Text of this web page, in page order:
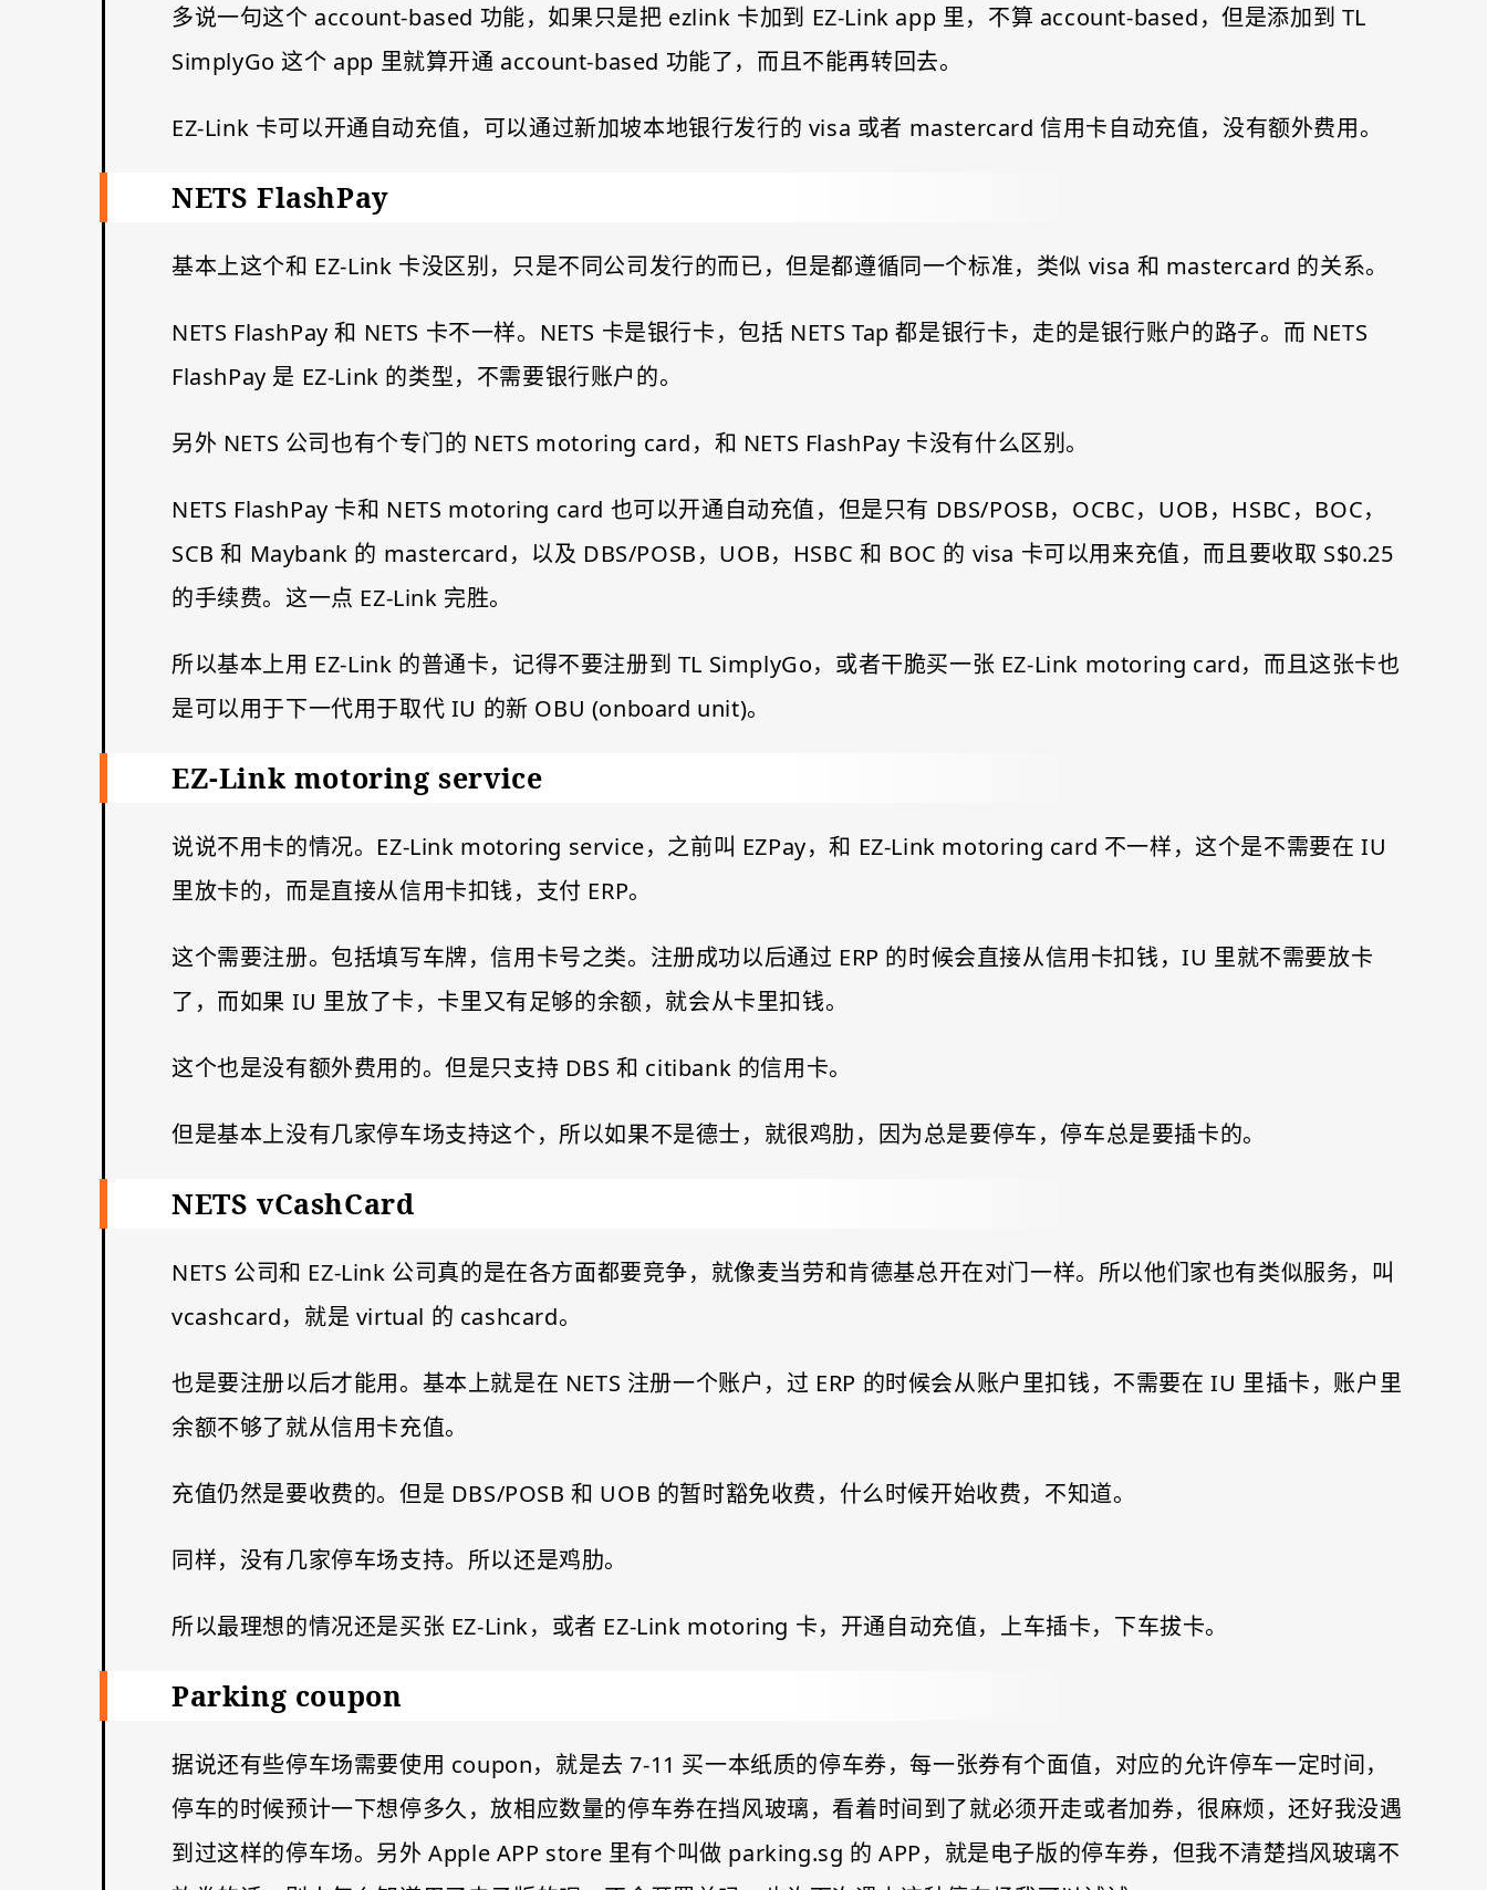
多说一句这个 account-based 功能，如果只是把 ezlink 卡加到 EZ-Link app 里，不算 account-based，但是添加到 TL
SimplyGo 这个 app 里就算开通 account-based 功能了，而且不能再转回去。
EZ-Link 卡可以开通自动充值，可以通过新加坡本地银行发行的 visa 或者 mastercard 信用卡自动充值，没有额外费用。
NETS FlashPay
基本上这个和 EZ-Link 卡没区别，只是不同公司发行的而已，但是都遵循同一个标准，类似 visa 和 mastercard 的关系。
NETS FlashPay 和 NETS 卡不一样。NETS 卡是银行卡，包括 NETS Tap 都是银行卡，走的是银行账户的路子。而 NETS
FlashPay 是 EZ-Link 的类型，不需要银行账户的。
另外 NETS 公司也有个专门的 NETS motoring card，和 NETS FlashPay 卡没有什么区别。
NETS FlashPay 卡和 NETS motoring card 也可以开通自动充值，但是只有 DBS/POSB，OCBC，UOB，HSBC，BOC，
SCB 和 Maybank 的 mastercard，以及 DBS/POSB，UOB，HSBC 和 BOC 的 visa 卡可以用来充值，而且要收取 S$0.25
的手续费。这一点 EZ-Link 完胜。
所以基本上用 EZ-Link 的普通卡，记得不要注册到 TL SimplyGo，或者干脆买一张 EZ-Link motoring card，而且这张卡也
是可以用于下一代用于取代 IU 的新 OBU (onboard unit)。
EZ-Link motoring service
说说不用卡的情况。EZ-Link motoring service，之前叫 EZPay，和 EZ-Link motoring card 不一样，这个是不需要在 IU
里放卡的，而是直接从信用卡扣钱，支付 ERP。
这个需要注册。包括填写车牌，信用卡号之类。注册成功以后通过 ERP 的时候会直接从信用卡扣钱，IU 里就不需要放卡
了，而如果 IU 里放了卡，卡里又有足够的余额，就会从卡里扣钱。
这个也是没有额外费用的。但是只支持 DBS 和 citibank 的信用卡。
但是基本上没有几家停车场支持这个，所以如果不是德士，就很鸡肋，因为总是要停车，停车总是要插卡的。
NETS vCashCard
NETS 公司和 EZ-Link 公司真的是在各方面都要竞争，就像麦当劳和肯德基总开在对门一样。所以他们家也有类似服务，叫
vcashcard，就是 virtual 的 cashcard。
也是要注册以后才能用。基本上就是在 NETS 注册一个账户，过 ERP 的时候会从账户里扣钱，不需要在 IU 里插卡，账户里
余额不够了就从信用卡充值。
充值仍然是要收费的。但是 DBS/POSB 和 UOB 的暂时豁免收费，什么时候开始收费，不知道。
同样，没有几家停车场支持。所以还是鸡肋。
所以最理想的情况还是买张 EZ-Link，或者 EZ-Link motoring 卡，开通自动充值，上车插卡，下车拔卡。
Parking coupon
据说还有些停车场需要使用 coupon，就是去 7-11 买一本纸质的停车券，每一张券有个面值，对应的允许停车一定时间，
停车的时候预计一下想停多久，放相应数量的停车券在挡风玻璃，看着时间到了就必须开走或者加券，很麻烦，还好我没遇
到过这样的停车场。另外 Apple APP store 里有个叫做 parking.sg 的 APP，就是电子版的停车券，但我不清楚挡风玻璃不